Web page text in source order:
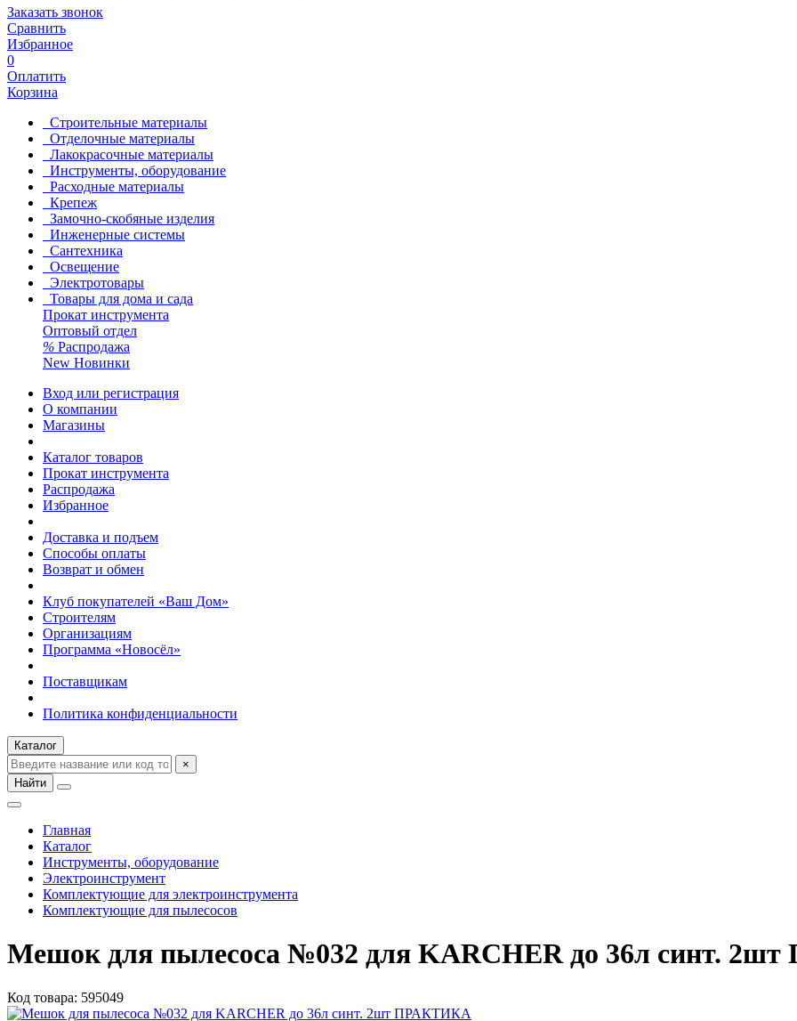
Заказать звонок
Сравнить
Избранное
0
Оплатить
Корзина
Строительные материалы
Отделочные материалы
Лакокрасочные материалы
Инструменты, оборудование
Расходные материалы
Крепеж
Замочно-скобяные изделия
Инженерные системы
Сантехника
Освещение
Электротовары
Товары для дома и сада
Прокат инструмента
Оптовый отдел
% Распродажа
New Новинки
Вход или регистрация
О компании
Магазины
Каталог товаров
Прокат инструмента
Распродажа
Избранное
Доставка и подъем
Способы оплаты
Возврат и обмен
Клуб покупателей «Ваш Дом»
Строителям
Организациям
Программа «Новосёл»
Поставщикам
Политика конфиденциальности
Каталог
×
Найти
Главная
Каталог
Инструменты, оборудование
Электроинструмент
Комплектующие для электроинструмента
Комплектующие для пылесосов
Мешок для пылесоса №032 для KARCHER до 36л синт.
Код товара: 595049